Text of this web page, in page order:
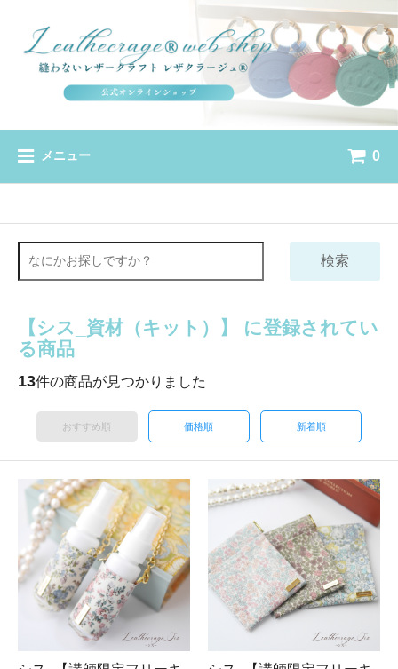
メニュー 0
検索
【シス_資材（キット）】 に登録されてい
る商品
13件の商品が見つかりました
おすすめ順 価格順 新着順